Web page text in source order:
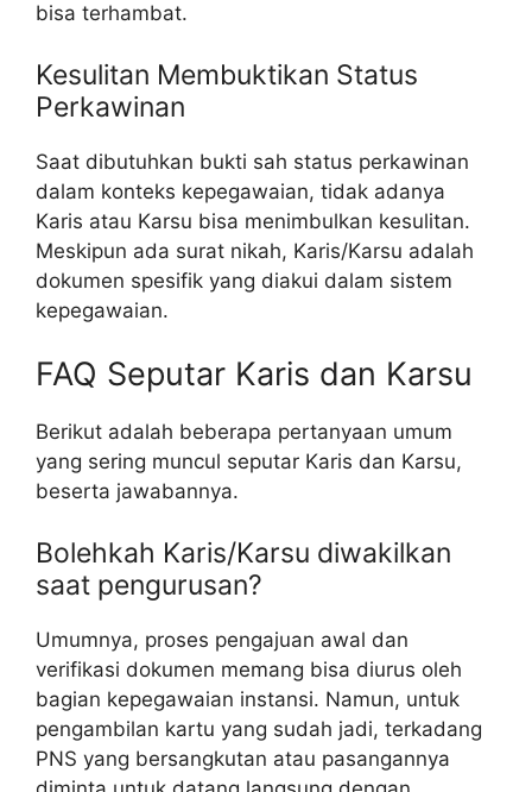
bisa terhambat.
Kesulitan Membuktikan Status
Perkawinan
Saat dibutuhkan bukti sah status perkawinan
dalam konteks kepegawaian, tidak adanya
Karis atau Karsu bisa menimbulkan kesulitan.
Meskipun ada surat nikah, Karis/Karsu adalah
dokumen spesifik yang diakui dalam sistem
kepegawaian.
FAQ Seputar Karis dan Karsu
Berikut adalah beberapa pertanyaan umum
yang sering muncul seputar Karis dan Karsu,
beserta jawabannya.
Bolehkah Karis/Karsu diwakilkan
saat pengurusan?
Umumnya, proses pengajuan awal dan
verifikasi dokumen memang bisa diurus oleh
bagian kepegawaian instansi. Namun, untuk
pengambilan kartu yang sudah jadi, terkadang
PNS yang bersangkutan atau pasangannya